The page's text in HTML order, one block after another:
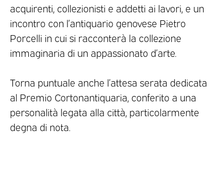
acquirenti, collezionisti e addetti ai lavori, e un
incontro con l’antiquario genovese Pietro
Porcelli in cui si racconterà la collezione
immaginaria di un appassionato d’arte.
Torna puntuale anche l’attesa serata dedicata
al Premio Cortonantiquaria, conferito a una
personalità legata alla città, particolarmente
degna di nota.